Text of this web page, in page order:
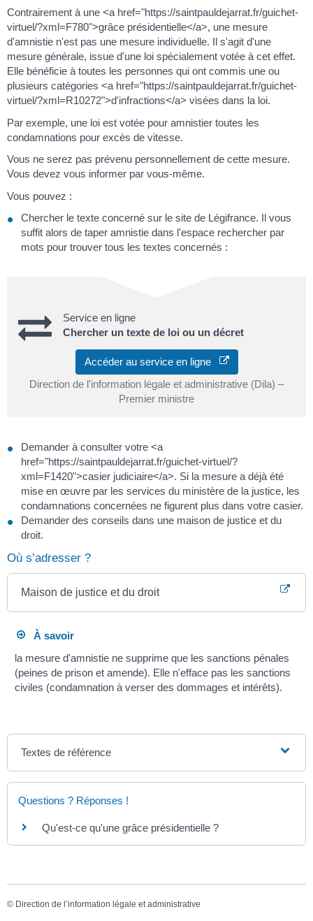
Contrairement à une <a href="https://saintpauldejarrat.fr/guichet-
virtuel/?xml=F780">grâce présidentielle</a>, une mesure
d'amnistie n'est pas une mesure individuelle. Il s'agit d'une
mesure générale, issue d'une loi spécialement votée à cet effet.
Elle bénéficie à toutes les personnes qui ont commis une ou
plusieurs catégories <a href="https://saintpauldejarrat.fr/guichet-
virtuel/?xml=R10272">d'infractions</a> visées dans la loi.
Par exemple, une loi est votée pour amnistier toutes les
condamnations pour excès de vitesse.
Vous ne serez pas prévenu personnellement de cette mesure.
Vous devez vous informer par vous-même.
Vous pouvez :
Chercher le texte concerné sur le site de Légifrance. Il vous
suffit alors de taper amnistie dans l'espace rechercher par
mots pour trouver tous les textes concernés :
Service en ligne
Chercher un texte de loi ou un décret
Accéder au service en ligne
Direction de l'information légale et administrative (Dila) –
Premier ministre
Demander à consulter votre <a
href="https://saintpauldejarrat.fr/guichet-virtuel/?
xml=F1420">casier judiciaire</a>. Si la mesure a déjà été
mise en œuvre par les services du ministère de la justice, les
condamnations concernées ne figurent plus dans votre casier.
Demander des conseils dans une maison de justice et du
droit.
Où s’adresser ?
Maison de justice et du droit
À savoir
la mesure d'amnistie ne supprime que les sanctions pénales
(peines de prison et amende). Elle n'efface pas les sanctions
civiles (condamnation à verser des dommages et intérêts).
Textes de référence
Questions ? Réponses !
Qu'est-ce qu'une grâce présidentielle ?
© Direction de l’information légale et administrative